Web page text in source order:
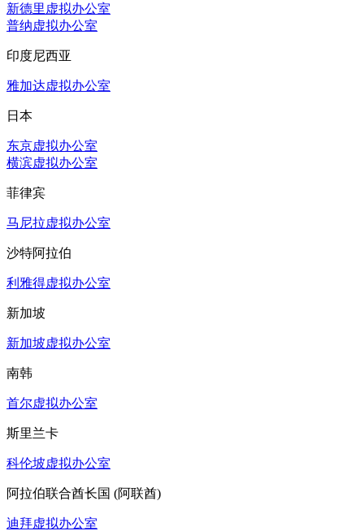
新德里虚拟办公室
普纳虚拟办公室
印度尼西亚
雅加达虚拟办公室
日本
东京虚拟办公室
横滨虚拟办公室
菲律宾
马尼拉虚拟办公室
沙特阿拉伯
利雅得虚拟办公室
新加坡
新加坡虚拟办公室
南韩
首尔虚拟办公室
斯里兰卡
科伦坡虚拟办公室
阿拉伯联合酋长国 (阿联酋)
迪拜虚拟办公室